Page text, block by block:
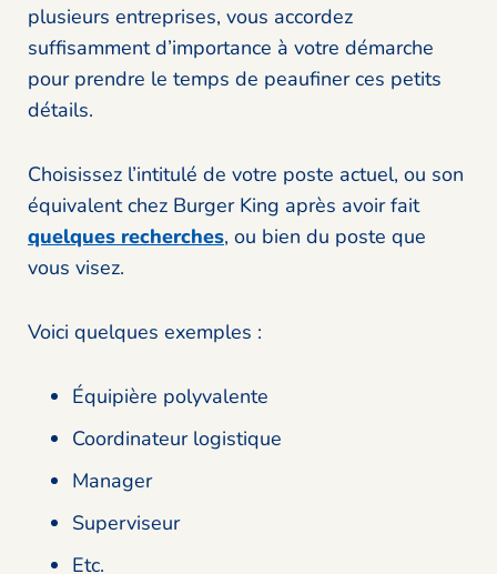
plusieurs entreprises, vous accordez
suffisamment d’importance à votre démarche
pour prendre le temps de peaufiner ces petits
détails.
Choisissez l’intitulé de votre poste actuel, ou son
équivalent chez Burger King après avoir fait
quelques recherches, ou bien du poste que
vous visez.
Voici quelques exemples :
Équipière polyvalente
Coordinateur logistique
Manager
Superviseur
Etc.